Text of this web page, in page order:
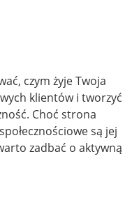
czym żyje Twoja
klientów i tworzyć
Choć strona
są jej
zadbać o aktywną